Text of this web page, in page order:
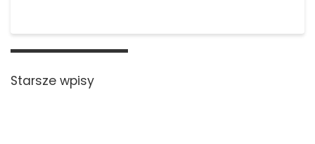
Nawigacja
wpisach
Starsze wpisy